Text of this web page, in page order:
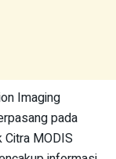
Imaging
pada
Citra MODIS